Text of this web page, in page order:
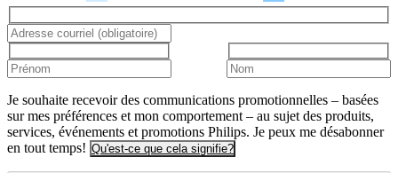
Je souhaite recevoir des communications promotionnelles – basées
sur mes préférences et mon comportement – au sujet des produits,
services, événements et promotions Philips. Je peux me désabonner
en tout temps! Qu'est-ce que cela signifie?